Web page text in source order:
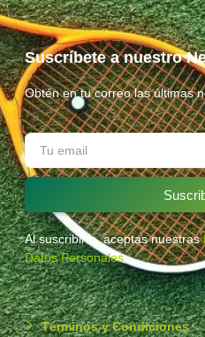
Suscríbete a nuestro
Obtén en tu correo las últimas
Al suscribirte, aceptas nuestras
Datos Personales.
Términos y Condiciones